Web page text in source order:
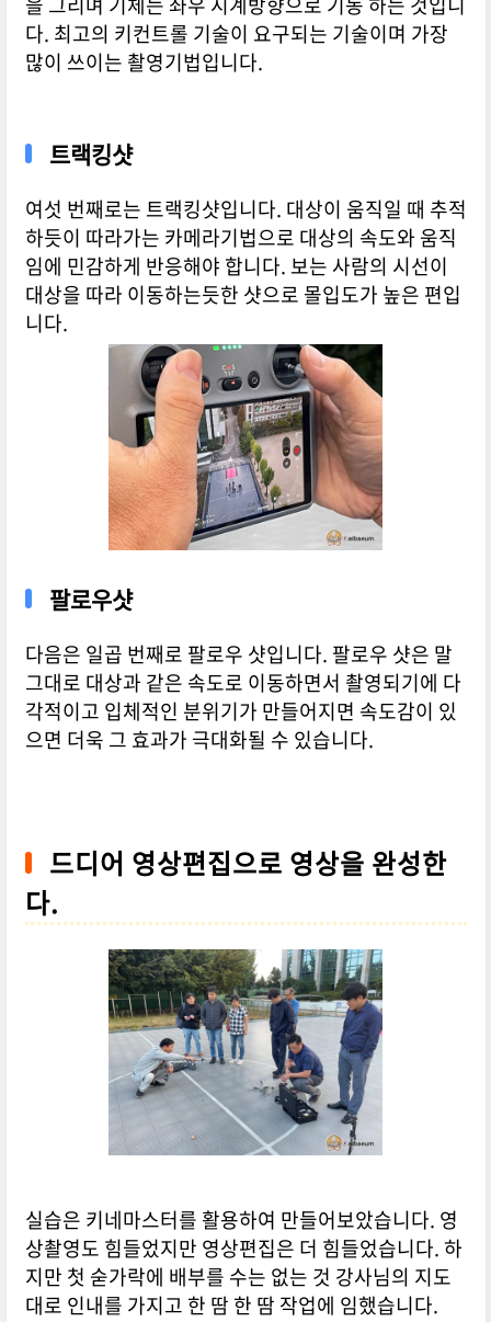
다. 최고의 키컨트롤 기술이 요구되는 기술이며 가장
많이 쓰이는 촬영기법입니다.
트랙킹샷
여섯 번째로는 트랙킹샷입니다. 대상이 움직일 때 추적
하듯이 따라가는 카메라기법으로 대상의 속도와 움직
임에 민감하게 반응해야 합니다. 보는 사람의 시선이
대상을 따라 이동하는듯한 샷으로 몰입도가 높은 편입
니다.
팔로우샷
다음은 일곱 번째로 팔로우 샷입니다. 팔로우 샷은 말
그대로 대상과 같은 속도로 이동하면서 촬영되기에 다
각적이고 입체적인 분위기가 만들어지면 속도감이 있
으면 더욱 그 효과가 극대화될 수 있습니다.
드디어 영상편집으로 영상을 완성한
다.
실습은 키네마스터를 활용하여 만들어보았습니다. 영
상촬영도 힘들었지만 영상편집은 더 힘들었습니다. 하
지만 첫 숟가락에 배부를 수는 없는 것 강사님의 지도
대로 인내를 가지고 한 땀 한 땀 작업에 임했습니다.